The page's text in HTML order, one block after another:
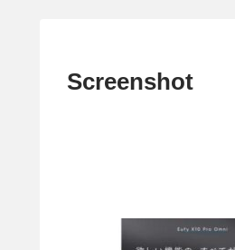
Screenshot